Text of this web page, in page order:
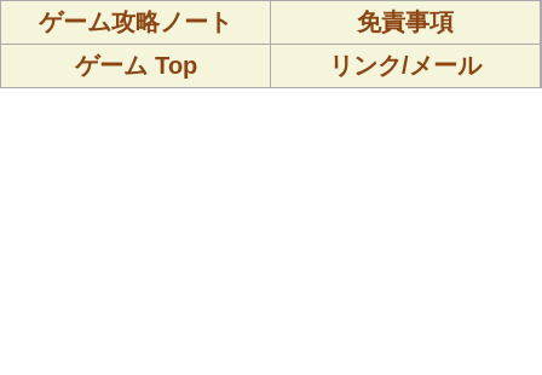
ゲーム攻略ノート
免責事項
ゲーム Top
リンク/メール